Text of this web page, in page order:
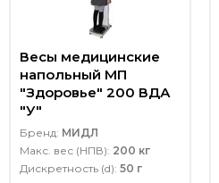
Весы медицинские
напольный МП
"Здоровье" 200 ВДА
"У"
Бренд: МИДЛ
Макс. вес (НПВ): 200 кг
Дискретность (d): 50 г